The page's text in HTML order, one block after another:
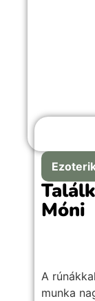
Móni
A
munka